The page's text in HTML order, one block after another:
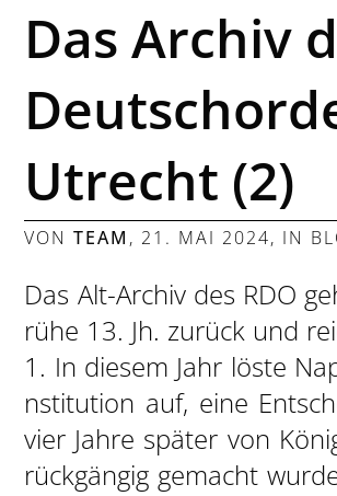
Das Archiv
Utrecht (2)
VONTEAM , 21. MAI 2024, IN
Das Alt-Archiv des RDO
rühe 13. Jh. zurück und
1. In diesem Jahr löste
nstitution auf, eine
vier Jahre später von
rückgängig gemacht